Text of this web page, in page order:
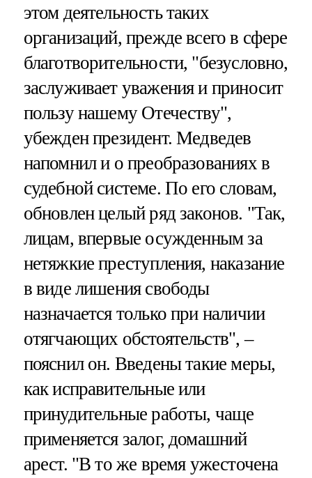
этом деятельность таких
организаций, прежде всего в сфере
благотворительности, "безусловно,
заслуживает уважения и приносит
пользу нашему Отечеству",
убежден президент. Медведев
напомнил и о преобразованиях в
судебной системе. По его словам,
обновлен целый ряд законов. "Так,
лицам, впервые осужденным за
нетяжкие преступления, наказание
в виде лишения свободы
назначается только при наличии
отягчающих обстоятельств", –
пояснил он. Введены такие меры,
как исправительные или
принудительные работы, чаще
применяется залог, домашний
арест. "В то же время ужесточена